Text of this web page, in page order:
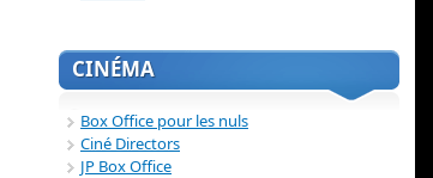
CINÉMA
Box Office pour les nuls
Ciné Directors
JP Box Office